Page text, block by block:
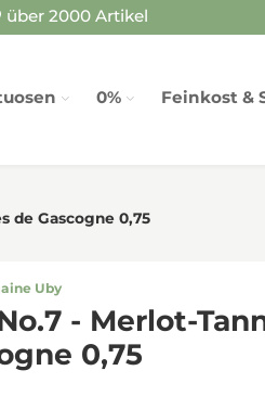
über 2000 Artikel
0% Feinkost &
de Gascogne 0,75
Uby
- Merlot-
0,75